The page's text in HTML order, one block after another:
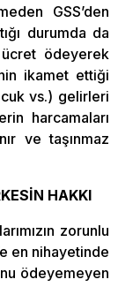
GSS’den
durumda da
ödeyerek
ikamet ettiği
vs.) gelirleri
harcamaları
ve taşınmaz
HAKKI
zorunlu
en nihayetinde
ödeyemeyen